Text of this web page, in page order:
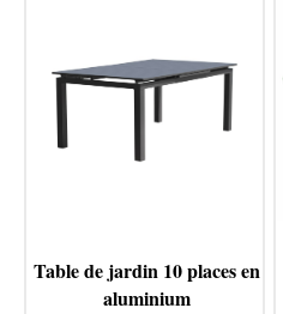
Table de jardin 10 places en
aluminium